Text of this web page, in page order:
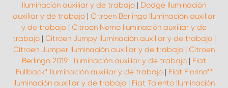
Iluminación auxiliar y de trabajo | Dodge Iluminación
auxiliar y de trabajo | Citroen Berlingo Iluminación auxiliar
y de trabajo | Citroen Nemo Iluminación auxiliar y de
trabajo| Citroen Jumpy Iluminación auxiliar y de trabajo|
Citroen Jumper Iluminación auxiliar y de trabajo | Citroen
Berlingo 2019- Iluminación auxiliar y de trabajo | Fiat
Fullback* Iluminación auxiliar y de trabajo| Fiat Fiorino**
Iluminación auxiliar y de trabajo | Fiat Talento Iluminación